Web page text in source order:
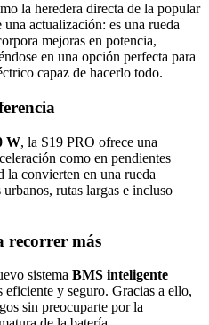
la heredera directa de la popular
actualización: es una rueda
mejoras en potencia,
en una opción perfecta para
capaz de hacerlo todo.
W, la S19 PRO ofrece una
como en pendientes
la convierten en una rueda
rutas largas e incluso
recorrer más
sistema BMS inteligente
y seguro. Gracias a ello,
sin preocuparte por la